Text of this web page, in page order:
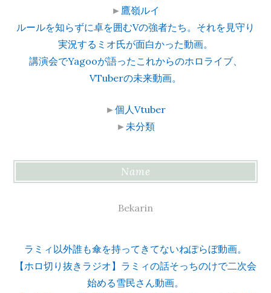
► 鷹嶺ルイ
ルールを知らずに卓を囲むVの強者たち。それを見守り
実況するミオ氏が面白かった動画。
講演会でYagooが語ったこれからのホロライブ、
VTuberの未来動画。
►個人Vtuber
► 未分類
Name
Bekarin
ラミィ以外誰も傘を持ってきてないねぽらぼ動画。
【ホロ切り抜きラジオ】ラミィの話そっちのけで二次会
始める雪民さん動画。